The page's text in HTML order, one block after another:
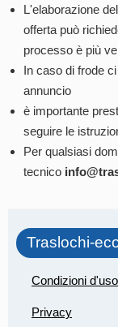
L'elaborazione
offerta può
processo è più
In caso di frode
annuncio
è importante
seguire le
Per qualsiasi
tecnico
Traslochi-
Condizioni d'uso
Privacy